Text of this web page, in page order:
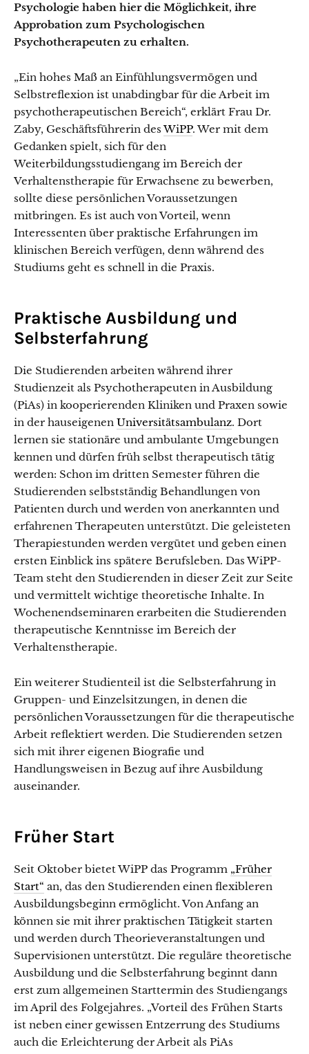
Psychologie haben hier die Möglichkeit, ihre
Approbation zum Psychologischen
Psychotherapeuten zu erhalten.
„Ein hohes Maß an Einfühlungsvermögen und
Selbstreflexion ist unabdingbar für die Arbeit im
psychotherapeutischen Bereich“, erklärt Frau Dr.
Zaby, Geschäftsführerin desWiPP. Wer mit dem
Gedanken spielt, sich für den
Weiterbildungsstudiengang im Bereich der
Verhaltenstherapie für Erwachsene zu bewerben,
sollte diese persönlichen Voraussetzungen
mitbringen. Es ist auch von Vorteil, wenn
Interessenten über praktische Erfahrungen im
klinischen Bereich verfügen, denn während des
Studiums geht es schnell in die Praxis.
Praktische Ausbildung und
Selbsterfahrung
Die Studierenden arbeiten während ihrer
Studienzeit als Psychotherapeuten in Ausbildung
(PiAs) in kooperierenden Kliniken und Praxen sowie
in der hauseigenen Universitätsambulanz. Dort
lernen sie stationäre und ambulante Umgebungen
kennen und dürfen früh selbst therapeutisch tätig
werden: Schon im dritten Semester führen die
Studierenden selbstständig Behandlungen von
Patienten durch und werden von anerkannten und
erfahrenen Therapeuten unterstützt. Die geleisteten
Therapiestunden werden vergütet und geben einen
ersten Einblick ins spätere Berufsleben. Das WiPP-
Team steht den Studierenden in dieser Zeit zur Seite
und vermittelt wichtige theoretische Inhalte. In
Wochenendseminaren erarbeiten die Studierenden
therapeutische Kenntnisse im Bereich der
Verhaltenstherapie.
Ein weiterer Studienteil ist die Selbsterfahrung in
Gruppen- und Einzelsitzungen, in denen die
persönlichen Voraussetzungen für die therapeutische
Arbeit reflektiert werden. Die Studierenden setzen
sich mit ihrer eigenen Biografie und
Handlungsweisen in Bezug auf ihre Ausbildung
auseinander.
Früher Start
Seit Oktober bietet WiPP das Programm „Früher
Start“ an, das den Studierenden einen flexibleren
Ausbildungsbeginn ermöglicht. Von Anfang an
können sie mit ihrer praktischen Tätigkeit starten
und werden durch Theorieveranstaltungen und
Supervisionen unterstützt. Die reguläre theoretische
Ausbildung und die Selbsterfahrung beginnt dann
erst zum allgemeinen Starttermin des Studiengangs
im April des Folgejahres. „Vorteil des Frühen Starts
ist neben einer gewissen Entzerrung des Studiums
auch die Erleichterung der Arbeit als PiAs